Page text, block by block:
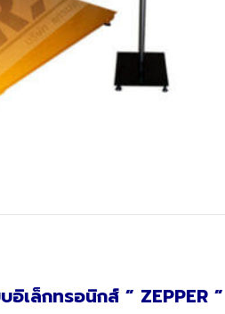
อิเล็กทรอนิกส์ ” ZEPPER